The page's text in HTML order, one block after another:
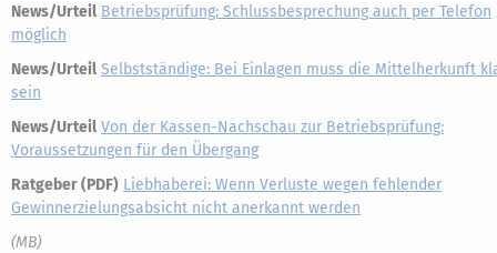
News/Urteil Betriebsprüfung: Schlussbesprechung auch per Telefon
möglich
News/Urteil Selbstständige: Bei Einlagen muss die Mittelherkunft
sein
News/Urteil Von der Kassen-Nachschau zur Betriebsprüfung:
Voraussetzungen für den Übergang
Ratgeber (PDF) Liebhaberei: Wenn Verluste wegen fehlender
Gewinnerzielungsabsicht nicht anerkannt werden
(MB)